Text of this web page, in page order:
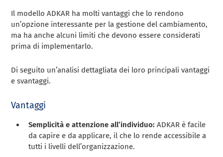
Il modello ADKAR ha molti vantaggi che lo rendono
un’opzione interessante per la gestione del cambiamento,
ma ha anche alcuni limiti che devono essere considerati
prima di implementarlo.
Di seguito un’analisi dettagliata dei loro principali vantaggi
e svantaggi.
Vantaggi
Semplicità e attenzione all’individuo: ADKAR è facile
da capire e da applicare, il che lo rende accessibile a
tutti i livelli dell’organizzazione.